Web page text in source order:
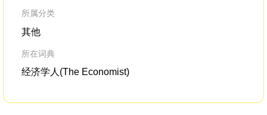
所属分类
其他
所在词典
经济学人(The Economist)